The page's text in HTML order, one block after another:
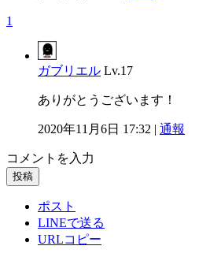
1
ガブリエル Lv.17
ありがとうございます！
2020年11月6日 17:32 | 通報
コメントを入力
投稿
ポスト
LINEで送る
URLコピー